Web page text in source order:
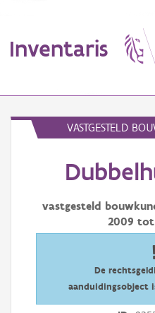
Inventaris
Aanduidingsobject
Waarneming
VASTGESTELD
vastgesteld
2009 tot
De
aanduidingsobject